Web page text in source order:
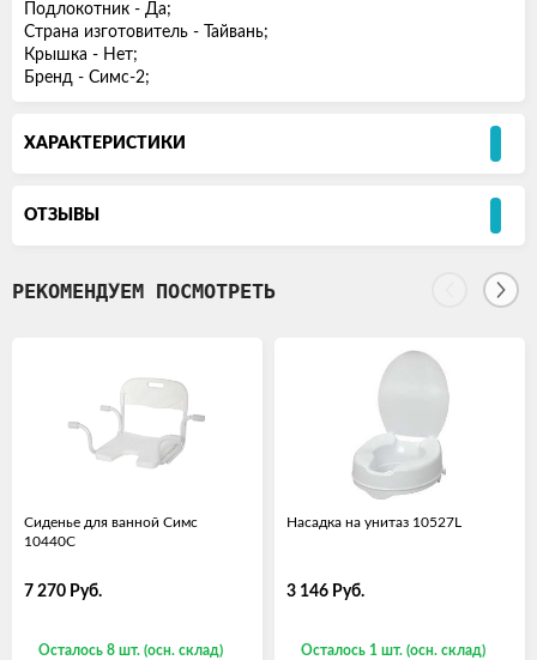
Подлокотник - Да;
Страна изготовитель - Тайвань;
Крышка - Нет;
Бренд - Симс-2;
ХАРАКТЕРИСТИКИ
ОТЗЫВЫ
РЕКОМЕНДУЕМ ПОСМОТРЕТЬ
Сиденье для ванной Симс
10440C
7 270 Руб.
Осталось 8 шт. (осн. склад)
Насадка на унитаз 10527L
3 146 Руб.
Осталось 1 шт. (осн. склад)